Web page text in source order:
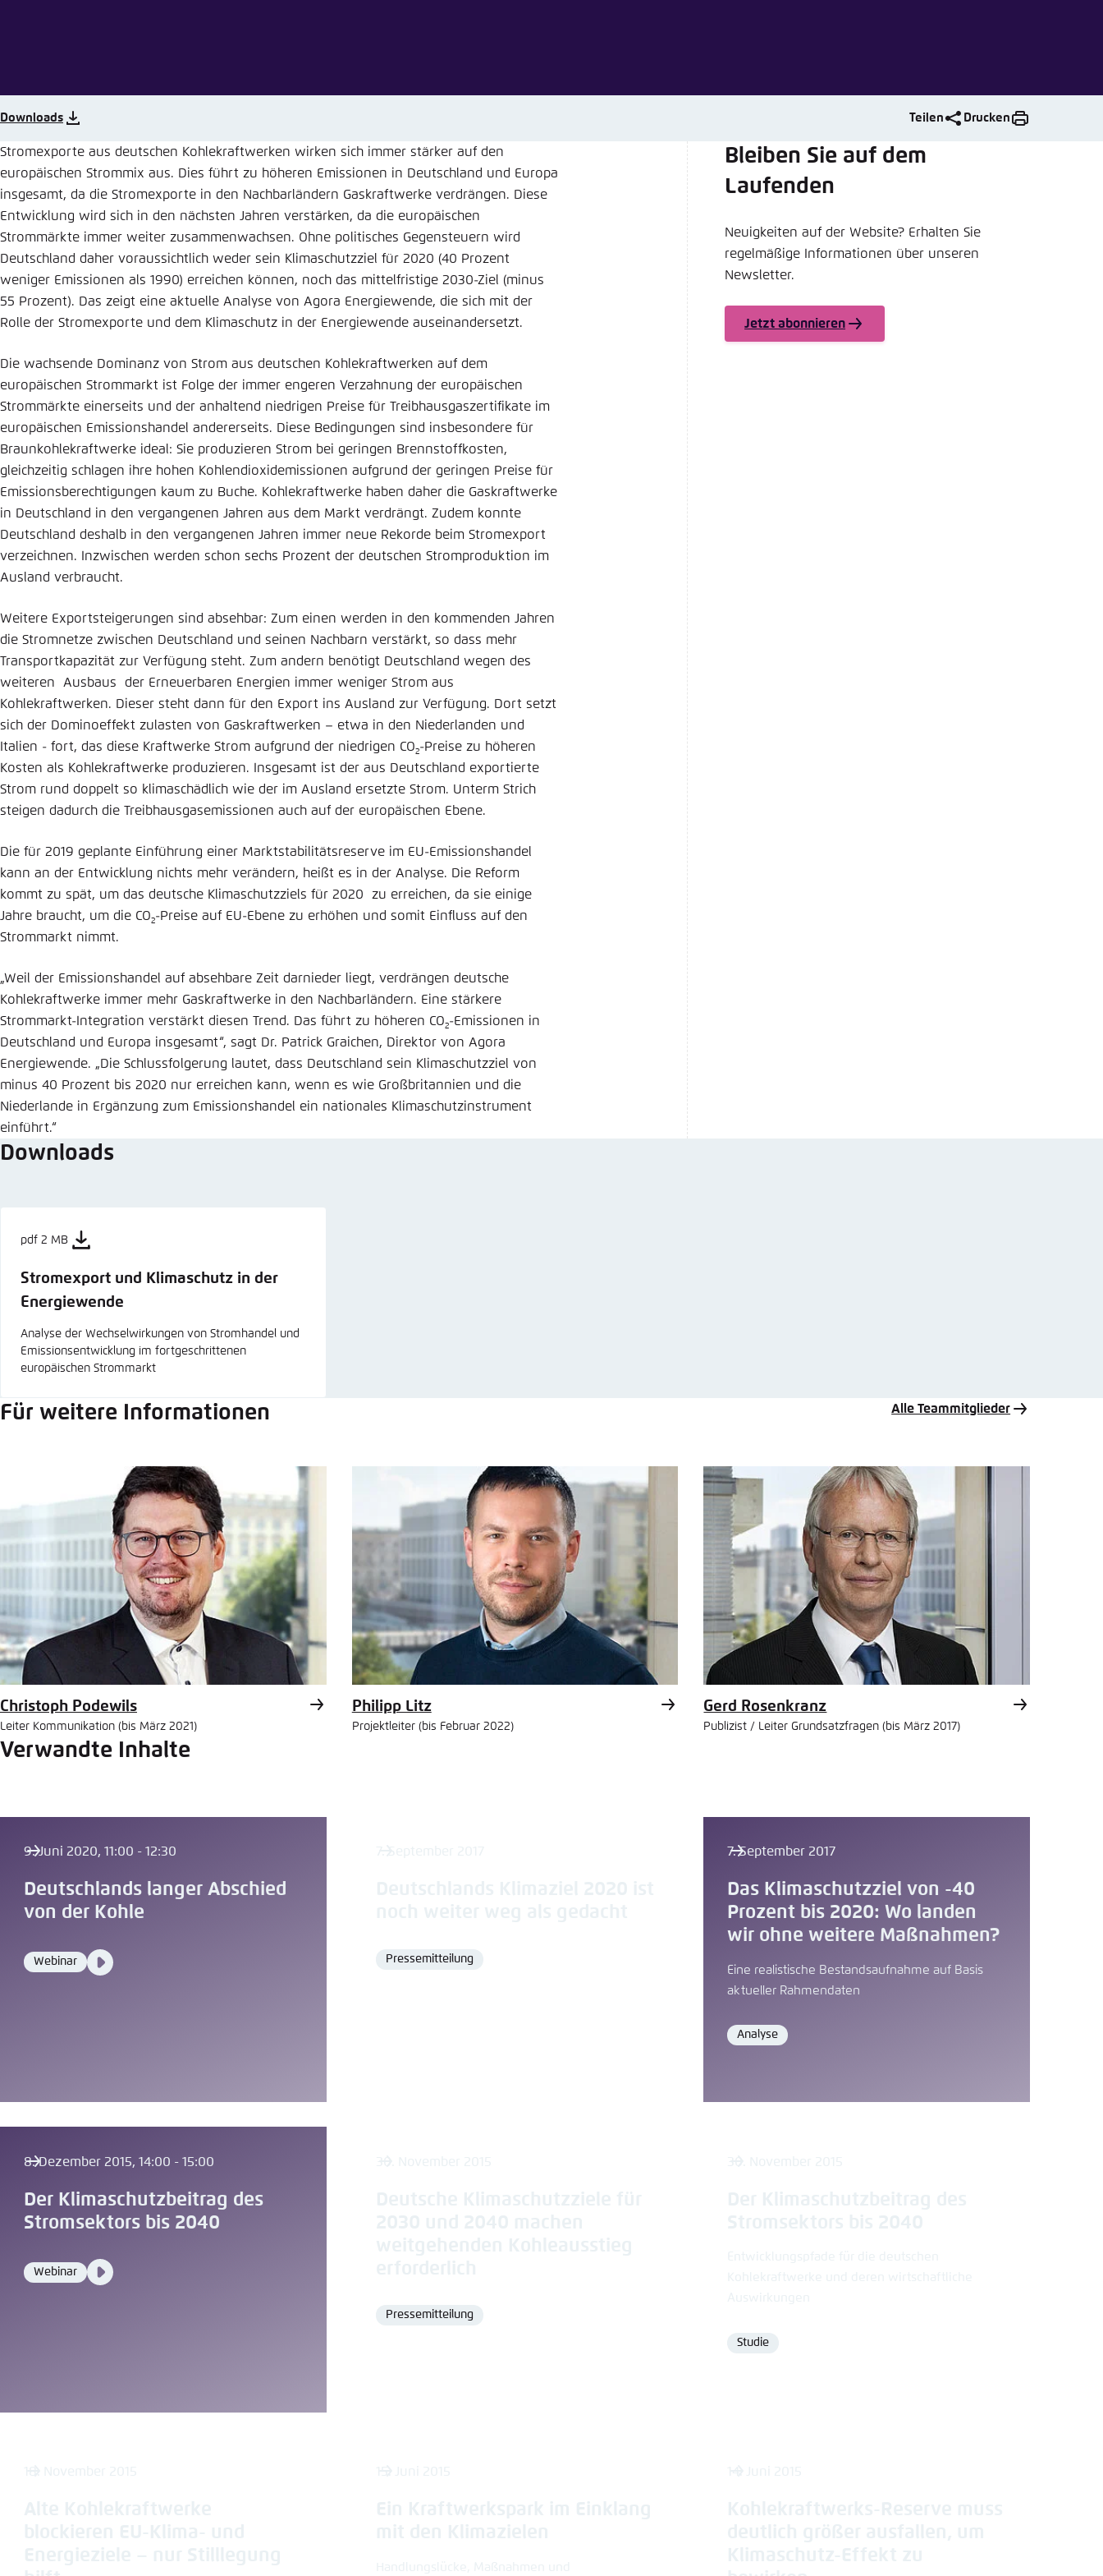
Downloads Teilen Drucken
Stromexporte aus deutschen Kohlekraftwerken wirken sich immer stärker auf den
europäischen Strommix aus. Dies führt zu höheren Emissionen in Deutschland und Europa
insgesamt, da die Stromexporte in den Nachbarländern Gaskraftwerke verdrängen. Diese
Entwicklung wird sich in den nächsten Jahren verstärken, da die europäischen
Strommärkte immer weiter zusammenwachsen. Ohne politisches Gegensteuern wird
Deutschland daher voraussichtlich weder sein Klimaschutzziel für 2020 (40 Prozent
weniger Emissionen als 1990) erreichen können, noch das mittelfristige 2030-Ziel (minus
55 Prozent). Das zeigt eine aktuelle Analyse von Agora Energiewende, die sich mit der
Rolle der Stromexporte und dem Klimaschutz in der Energiewende auseinandersetzt.
Die wachsende Dominanz von Strom aus deutschen Kohlekraftwerken auf dem
europäischen Strommarkt ist Folge der immer engeren Verzahnung der europäischen
Strommärkte einerseits und der anhaltend niedrigen Preise für Treibhausgaszertifikate im
europäischen Emissionshandel andererseits. Diese Bedingungen sind insbesondere für
Braunkohlekraftwerke ideal: Sie produzieren Strom bei geringen Brennstoffkosten,
gleichzeitig schlagen ihre hohen Kohlendioxidemissionen aufgrund der geringen Preise für
Emissionsberechtigungen kaum zu Buche. Kohlekraftwerke haben daher die Gaskraftwerke
in Deutschland in den vergangenen Jahren aus dem Markt verdrängt. Zudem konnte
Deutschland deshalb in den vergangenen Jahren immer neue Rekorde beim Stromexport
verzeichnen. Inzwischen werden schon sechs Prozent der deutschen Stromproduktion im
Ausland verbraucht.
Weitere Exportsteigerungen sind absehbar: Zum einen werden in den kommenden Jahren
die Stromnetze zwischen Deutschland und seinen Nachbarn verstärkt, so dass mehr
Transportkapazität zur Verfügung steht. Zum andern benötigt Deutschland wegen des
weiteren Ausbaus der Erneuerbaren Energien immer weniger Strom aus
Kohlekraftwerken. Dieser steht dann für den Export ins Ausland zur Verfügung. Dort setzt
sich der Dominoeffekt zulasten von Gaskraftwerken – etwa in den Niederlanden und
Italien - fort, das diese Kraftwerke Strom aufgrund der niedrigen CO2-Preise zu höheren
Kosten als Kohlekraftwerke produzieren. Insgesamt ist der aus Deutschland exportierte
Strom rund doppelt so klimaschädlich wie der im Ausland ersetzte Strom. Unterm Strich
steigen dadurch die Treibhausgasemissionen auch auf der europäischen Ebene.
Die für 2019 geplante Einführung einer Marktstabilitätsreserve im EU-Emissionshandel
kann an der Entwicklung nichts mehr verändern, heißt es in der Analyse. Die Reform
kommt zu spät, um das deutsche Klimaschutzziels für 2020 zu erreichen, da sie einige
Jahre braucht, um die CO2-Preise auf EU-Ebene zu erhöhen und somit Einfluss auf den
Strommarkt nimmt.
„Weil der Emissionshandel auf absehbare Zeit darnieder liegt, verdrängen deutsche
Kohlekraftwerke immer mehr Gaskraftwerke in den Nachbarländern. Eine stärkere
Strommarkt-Integration verstärkt diesen Trend. Das führt zu höheren CO2-Emissionen in
Deutschland und Europa insgesamt“, sagt Dr. Patrick Graichen, Direktor von Agora
Energiewende. „Die Schlussfolgerung lautet, dass Deutschland sein Klimaschutzziel von
minus 40 Prozent bis 2020 nur erreichen kann, wenn es wie Großbritannien und die
Niederlande in Ergänzung zum Emissionshandel ein nationales Klimaschutzinstrument
einführt.“
Bleiben Sie auf dem
Laufenden
Neuigkeiten auf der Website? Erhalten Sie
regelmäßige Informationen über unseren
Newsletter.
Jetzt abonnieren
Downloads
pdf 2 MB
Stromexport und Klimaschutz in der
Energiewende
Analyse der Wechselwirkungen von Stromhandel und
Emissionsentwicklung im fortgeschrittenen
europäischen Strommarkt
Für weitere Informationen
Christoph Podewils
Leiter Kommunikation (bis März 2021)
Philipp Litz
Projektleiter (bis Februar 2022)
Gerd Rosenkranz
Publizist / Leiter Grundsatzfragen (bis März 2017)
Alle Teammitglieder
Verwandte Inhalte
9. Juni 2020, 11:00 - 12:30
Deutschlands langer Abschied
von der Kohle
Format
Webinar
Media
Video Format
Pressemitteilung
7. September 2017
Das Klimaschutzziel von -40
Prozent bis 2020: Wo landen
wir ohne weitere Maßnahmen?
Eine realistische Bestandsaufnahme auf Basis
aktueller Rahmendaten
Format
Analyse
8. Dezember 2015, 14:00 - 15:00
Der Klimaschutzbeitrag des
Stromsektors bis 2040
Format
Webinar
Media
Video
Format
Pressemitteilung
Format
Studie